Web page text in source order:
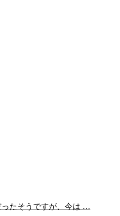
ったそうですが、今は …